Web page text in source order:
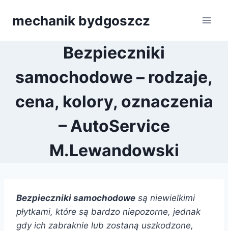
mechanik bydgoszcz
Bezpieczniki
samochodowe – rodzaje,
cena, kolory, oznaczenia
– AutoService
M.Lewandowski
Bezpieczniki samochodowe są niewielkimi
płytkami, które są bardzo niepozorne, jednak
gdy ich zabraknie lub zostaną uszkodzone,